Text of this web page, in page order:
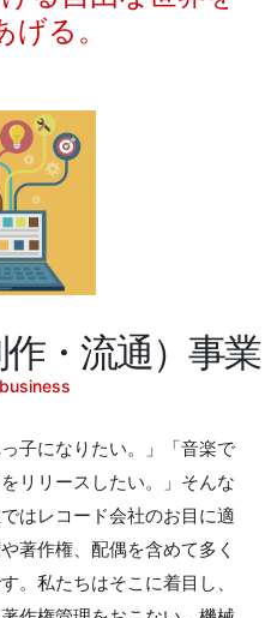
げる。
・流通）事業
子になりたい。」「音楽で
リリースしたい。」そんな
はレコード会社のお目に適
著作権、配偶を含めて多く
。私たちはそこに着目し、